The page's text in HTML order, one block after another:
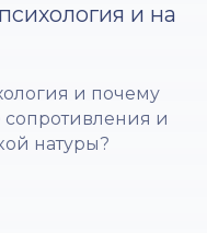
и на
и почему
и
натуры?